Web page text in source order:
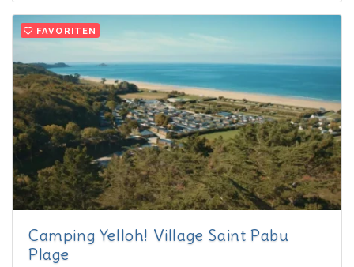
FAVORITEN
Camping Yelloh! Village Saint Pabu
Plage